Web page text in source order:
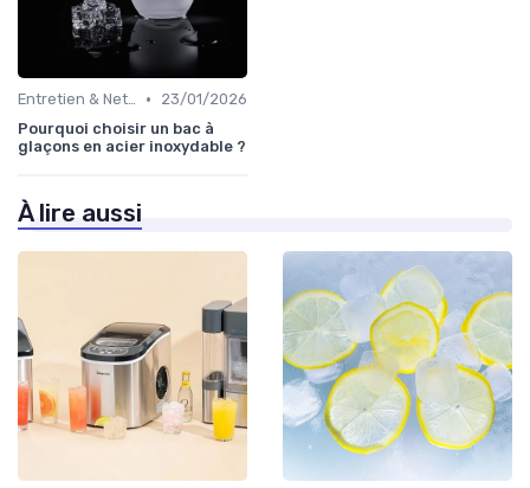
Entretien & Nettoyage •
23/01/2026
Pourquoi choisir un bac à
glaçons en acier inoxydable ?
À lire aussi